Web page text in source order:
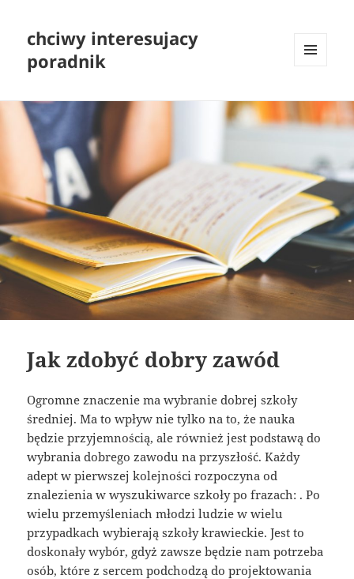
chciwy interesujacy
poradnik
WIDGETY
Jak zdobyć dobry zawód
Ogromne znaczenie ma wybranie dobrej szkoły
średniej. Ma to wpływ nie tylko na to, że nauka
będzie przyjemnością, ale również jest podstawą do
wybrania dobrego zawodu na przyszłość. Każdy
adept w pierwszej kolejności rozpoczyna od
znalezienia w wyszukiwarce szkoły po frazach: . Po
wielu przemyśleniach młodzi ludzie w wielu
przypadkach wybierają szkoły krawieckie. Jest to
doskonały wybór, gdyż zawsze będzie nam potrzeba
osób, które z sercem podchodzą do projektowania